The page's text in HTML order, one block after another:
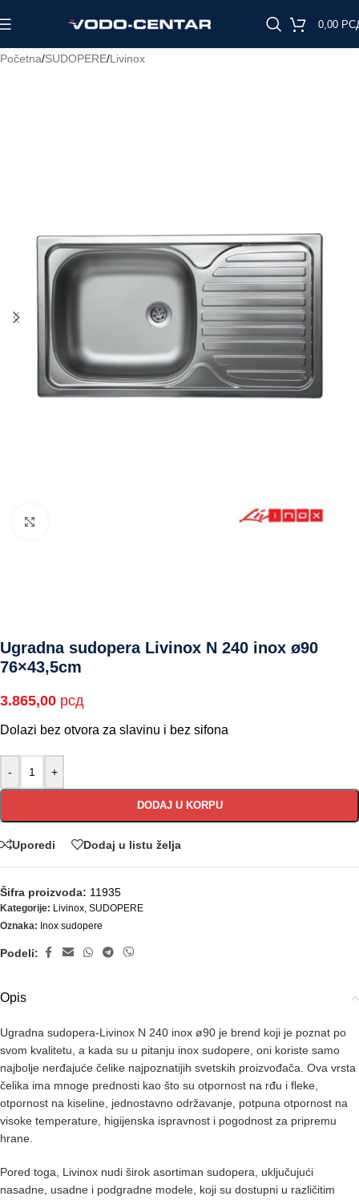
0,00
Početna/SUDOPERE/Livinox
Ugradna sudopera Livinox N 240 inox ø90
76×43,5cm
3.865,00 рсд
Dolazi bez otvora za slavinu i bez sifona
- +
DODAJ U KORPU
Uporedi Dodaj u listu želja
Šifra proizvoda: 11935
Kategorije: Livinox, SUDOPERE
Oznaka: Inox sudopere
Podeli:
Opis
Ugradna sudopera-Livinox N 240 inox ø90 je brend koji je poznat po
svom kvalitetu, a kada su u pitanju inox sudopere, oni koriste samo
najbolje nerđajuće čelike najpoznatijih svetskih proizvođača. Ova vrsta
čelika ima mnoge prednosti kao što su otpornost na rđu i fleke,
otpornost na kiseline, jednostavno održavanje, potpuna otpornost na
visoke temperature, higijenska ispravnost i pogodnost za pripremu
hrane.
Pored toga, Livinox nudi širok asortiman sudopera, uključujući
nasadne, usadne i podgradne modele, koji su dostupni u različitim